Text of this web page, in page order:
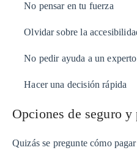
No pensar en tu fuerza
Olvidar sobre la
No pedir ayuda a un experto
Hacer una decisión rápida
Opciones de seguro y
Quizás se pregunte cómo